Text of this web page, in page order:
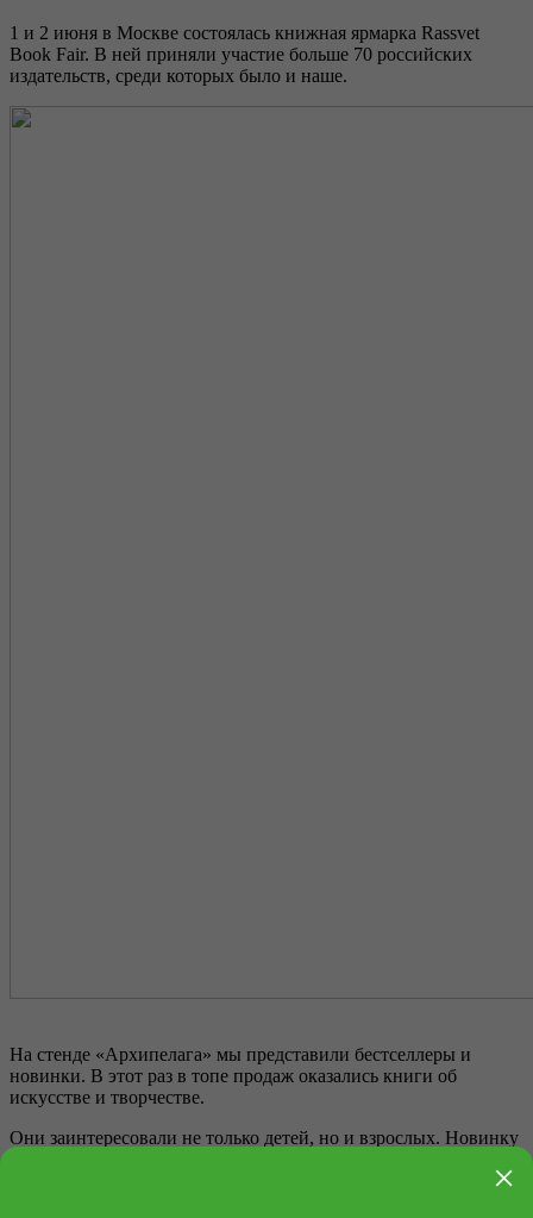
1 и 2 июня в Москве состоялась книжная ярмарка Rassvet
Book Fair. В ней приняли участие больше 70 российских
издательств, среди которых было и наше.
На стенде «Архипелага» мы представили бестселлеры и
новинки. В этот раз в топе продаж оказались книги об
искусстве и творчестве.
Они заинтересовали не только детей, но и взрослых. Новинку
приобрела мама телеведущего Андрея Малахова!
×